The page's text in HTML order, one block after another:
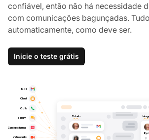
confiável, então não há necessidade
com comunicações bagunçadas.
automaticamente, como deve ser.
Inicie o teste grátis